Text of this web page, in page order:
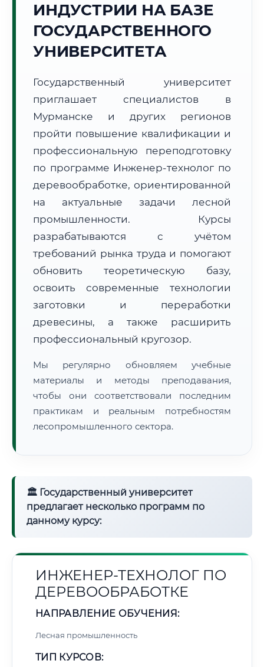
🌅 Восход:04:40 🌇 Закат:19:08
Световой день:14 ч. 28 мин.
Субъект:
Мурманская область
Тел. код:
+7 (8152)
Почтовые индексы:
183000–183999
Часовой пояс:
🗺️ Зона обслуживания: г. Мурманск
Расчет логистики оригиналов:
• Маршрут транзита:
~2 621 км
• Экспресс-доставка СДЭК / Почтой: 4–6 рабочих дней
🔍 Нажмите на документ для увеличения и просмотра
ИНДУСТРИИ НА БАЗЕ
ГОСУДАРСТВЕННОГО
УНИВЕРСИТЕТА
Государственный университет
приглашает специалистов в
Мурманске и других регионов
пройти повышение квалификации и
профессиональную переподготовку
по программе Инженер-технолог по
деревообработке, ориентированной
на актуальные задачи лесной
промышленности. Курсы
разрабатываются с учётом
требований рынка труда и помогают
обновить теоретическую базу,
освоить современные технологии
заготовки и переработки
древесины, а также расширить
профессиональный кругозор.
Мы регулярно обновляем учебные
материалы и методы преподавания,
чтобы они соответствовали последним
практикам и реальным потребностям
лесопромышленного сектора.
🏛 Государственный университет
предлагает несколько программ по
данному курсу:
ИНЖЕНЕР-ТЕХНОЛОГ ПО
ДЕРЕВООБРАБОТКЕ
НАПРАВЛЕНИЕ ОБУЧЕНИЯ:
Лесная промышленность
ТИП КУРСОВ: